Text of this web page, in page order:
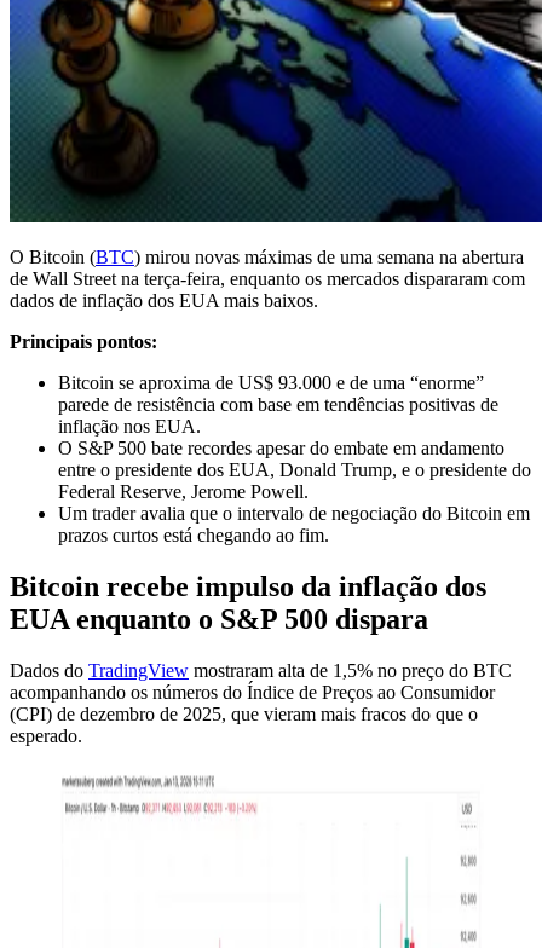
O Bitcoin (BTC) mirou novas máximas de uma semana na abertura
de Wall Street na terça-feira, enquanto os mercados dispararam com
dados de inflação dos EUA mais baixos.
Principais pontos:
Bitcoin se aproxima de US$ 93.000 e de uma “enorme”
parede de resistência com base em tendências positivas de
inflação nos EUA.
O S&P 500 bate recordes apesar do embate em andamento
entre o presidente dos EUA, Donald Trump, e o presidente do
Federal Reserve, Jerome Powell.
Um trader avalia que o intervalo de negociação do Bitcoin em
prazos curtos está chegando ao fim.
Bitcoin recebe impulso da inflação dos
EUA enquanto o S&P 500 dispara
Dados do TradingView mostraram alta de 1,5% no preço do BTC
acompanhando os números do Índice de Preços ao Consumidor
(CPI) de dezembro de 2025, que vieram mais fracos do que o
esperado.